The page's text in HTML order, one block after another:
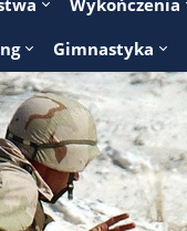
Wykończenia
Gimnastyka